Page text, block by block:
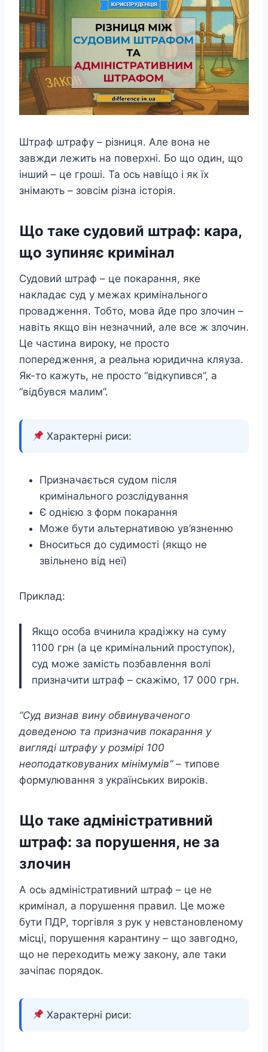
Штраф штрафу – різниця. Але вона не
завжди лежить на поверхні. Бо що один, що
інший – це гроші. Та ось навіщо і як їх
знімають – зовсім різна історія.
Що таке судовий штраф: кара,
що зупиняє кримінал
Судовий штраф – це покарання, яке
накладає суд у межах кримінального
провадження. Тобто, мова йде про злочин –
навіть якщо він незначний, але все ж злочин.
Це частина вироку, не просто
попередження, а реальна юридична кляуза.
Як-то кажуть, не просто “відкупився”, а
“відбувся малим”.
Характерні риси:
Призначається судом після
кримінального розслідування
Є однією з форм покарання
Може бути альтернативою ув’язненню
Вноситься до судимості (якщо не
звільнено від неї)
Приклад:
Якщо особа вчинила крадіжку на суму
1100 грн (а це кримінальний проступок),
суд може замість позбавлення волі
призначити штраф – скажімо, 17 000 грн.
“Суд визнав вину обвинуваченого
доведеною та призначив покарання у
вигляді штрафу у розмірі 100
неоподатковуваних мінімумів”– типове
формулювання з українських вироків.
Що таке адміністративний
штраф: за порушення, не за
злочин
А ось адміністративний штраф – це не
кримінал, а порушення правил. Це може
бути ПДР, торгівля з рук у невстановленому
місці, порушення карантину – що завгодно,
що не переходить межу закону, але таки
зачіпає порядок.
Характерні риси: